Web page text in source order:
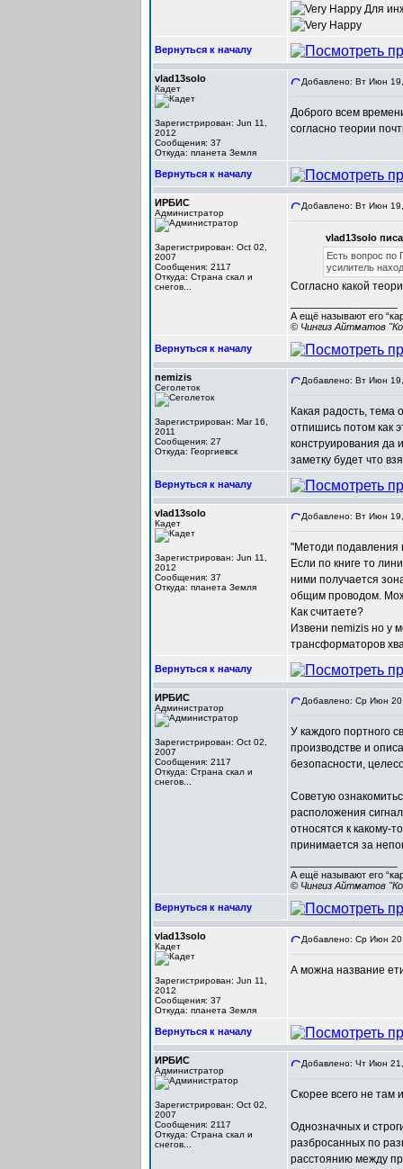
Для
Вернуться к началу
vlad13solo
Кадет
Зарегистрирован: Jun 11,
2012
Сообщения: 37
Откуда: планета Земля
Добавлено: Вт Июн
Доброго всем
согласно теории
Вернуться к началу
ИРБИС
Администратор
Зарегистрирован: Oct 02,
2007
Сообщения: 2117
Откуда: Cтрана скал и
снегов...
Добавлено: Вт Июн
vlad13solo
Есть вопрос по
усилитель
Согласно какой
А ещё называют его
© Чингиз Айтматов
Вернуться к началу
nemizis
Сеголеток
Зарегистрирован: Mar 16,
2011
Сообщения: 27
Откуда: Георгиевск
Добавлено: Вт Июн
Какая радость, тема
отпишись потом как
конструирования да
заметку будет что
Вернуться к началу
vlad13solo
Кадет
Зарегистрирован: Jun 11,
2012
Сообщения: 37
Откуда: планета Земля
Добавлено: Вт Июн
"Методи подавления
Если по книге то
ними получается
общим проводом.
Как считаете?
Извени nemizis но у
трансформаторов
Вернуться к началу
ИРБИС
Администратор
Зарегистрирован: Oct 02,
2007
Сообщения: 2117
Откуда: Cтрана скал и
снегов...
Добавлено: Ср Июн
У каждого портного
производстве и
безопасности,
Советую
расположения
относятся к какому-
принимается за
А ещё называют его
© Чингиз Айтматов
Вернуться к началу
vlad13solo
Кадет
Зарегистрирован: Jun 11,
2012
Сообщения: 37
Откуда: планета Земля
Добавлено: Ср Июн
А можна название
Вернуться к началу
ИРБИС
Администратор
Зарегистрирован: Oct 02,
2007
Сообщения: 2117
Откуда: Cтрана скал и
снегов...
Добавлено: Чт Июн
Скорее всего не там
Однозначных и
разбросанных по
расстоянию между